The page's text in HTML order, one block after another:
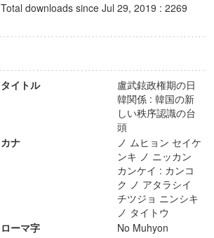
Total downloads since Jul 29, 2019 : 2269
タイトル
盧武鉉政権期の日
韓関係 : 韓国の新
しい秩序認識の台
頭
カナ
ノ ムヒョン セイケ
ンキ ノ ニッカン
カンケイ : カンコ
ク ノ アタラシイ
チツジョ ニンシキ
ノ タイトウ
ローマ字
No Muhyon